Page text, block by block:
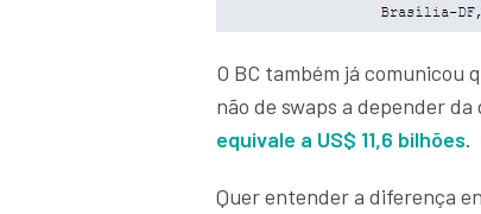
O BC também já comunicou
não de swaps a depender
equivale a US$ 11,6 bilhões.
Quer entender a diferença